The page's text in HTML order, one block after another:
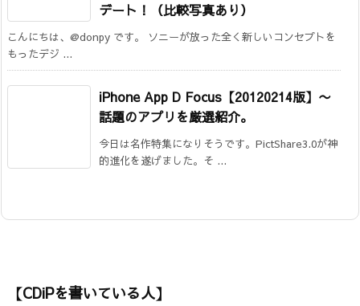
デート！（比較写真あり）
こんにちは、@donpy です。 ソニーが放った全く新しいコンセプトを
もったデジ ...
iPhone App D Focus【20120214版】〜
話題のアプリを厳選紹介。
今日は名作特集になりそうです。PictShare3.0が神
的進化を遂げました。そ ...
【CDiPを書いている人】